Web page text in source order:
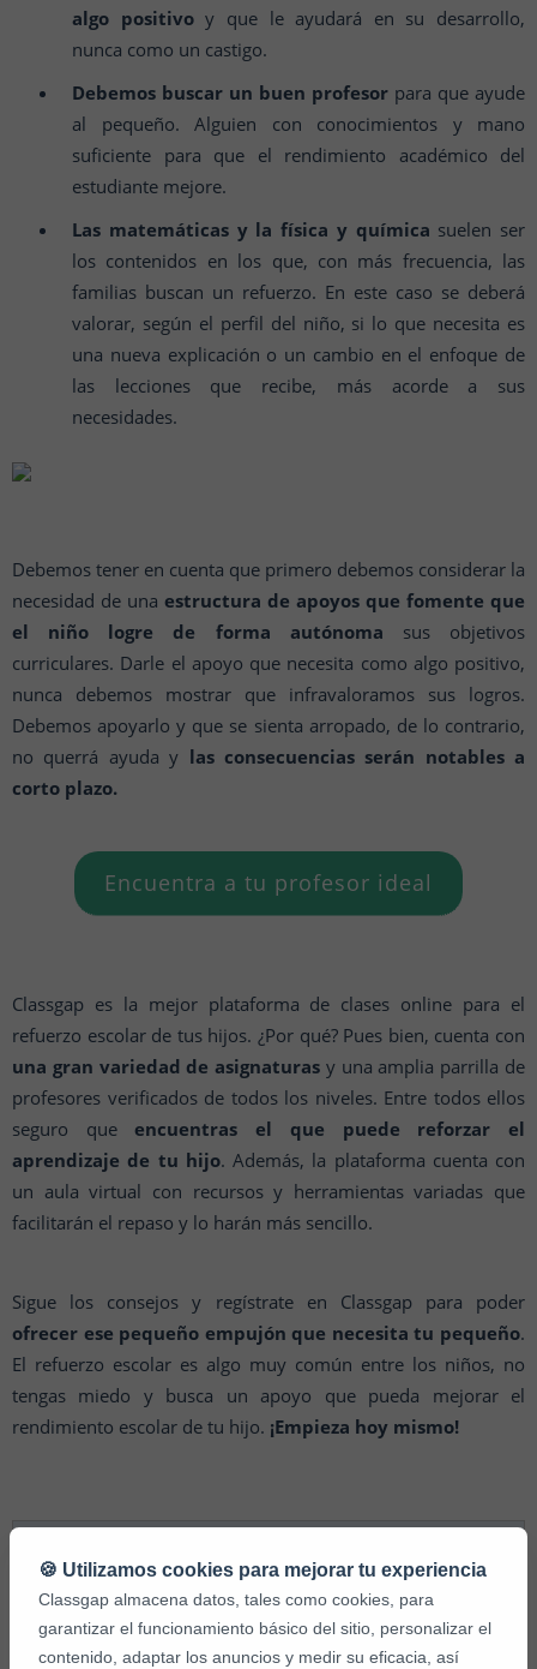
algo positivoy que le ayudará en su desarrollo,
nunca como un castigo.
Debemos buscar un buen profesor para que ayude
al pequeño. Alguien con conocimientos y mano
suficiente para que el rendimiento académico del
estudiante mejore.
Las matemáticas y la física y química suelen ser
los contenidos en los que, con más frecuencia, las
familias buscan un refuerzo. En este caso se deberá
valorar, según el perfil del niño, si lo que necesita es
una nueva explicación o un cambio en el enfoque de
las lecciones que recibe, más acorde a sus
necesidades.
Debemos tener en cuenta que primero debemos considerar la
necesidad de una estructura de apoyos que fomente que
el niño logre de forma autónoma sus objetivos
curriculares. Darle el apoyo que necesita como algo positivo,
nunca debemos mostrar que infravaloramos sus logros.
Debemos apoyarlo y que se sienta arropado, de lo contrario,
no querrá ayuda y las consecuencias serán notables a
corto plazo.
Encuentra a tu profesor ideal
Classgap es la mejor plataforma de clases online para el
refuerzo escolar de tus hijos. ¿Por qué? Pues bien, cuenta con
una gran variedad de asignaturas y una amplia parrilla de
profesores verificados de todos los niveles. Entre todos ellos
seguro que encuentras el que puede reforzar el
aprendizaje de tu hijo. Además, la plataforma cuenta con
un aula virtual con recursos y herramientas variadas que
facilitarán el repaso y lo harán más sencillo.
Sigue los consejos y regístrate en Classgap para poder
ofrecer ese pequeño empujón que necesita tu pequeño.
El refuerzo escolar es algo muy común entre los niños, no
tengas miedo y busca un apoyo que pueda mejorar el
rendimiento escolar de tu hijo. ¡Empieza hoy mismo!
Otros artículos relacionados que le interesarán:
Clases de refuerzo online de matemáticas
🍪 Utilizamos cookies para mejorar tu experiencia
Classgap almacena datos, tales como cookies, para
garantizar el funcionamiento básico del sitio, personalizar el
contenido, adaptar los anuncios y medir su eficacia, así